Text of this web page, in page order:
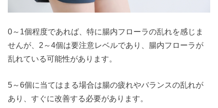
0～1個程度であれば、特に腸内フローラの乱れを感じま
せんが、2～4個は要注意レベルであり、腸内フローラが
乱れている可能性があります。
5～6個に当てはまる場合は腸の疲れやバランスの乱れが
あり、すぐに改善する必要があります。